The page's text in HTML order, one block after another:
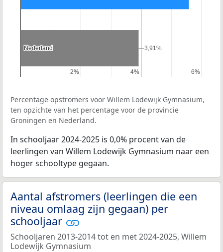
2%
2% 4%
4% 6%
6%
Nederland
Nederland 3,91%
3,91%
Percentage opstromers voor Willem Lodewijk Gymnasium,
ten opzichte van het percentage voor de provincie
Groningen en Nederland.
In schooljaar 2024-2025 is 0,0% procent van de
leerlingen van Willem Lodewijk Gymnasium naar een
hoger schooltype gegaan.
Aantal afstromers (leerlingen die een
niveau omlaag zijn gegaan) per
schooljaar
Schooljaren 2013-2014 tot en met 2024-2025, Willem
Lodewijk Gymnasium